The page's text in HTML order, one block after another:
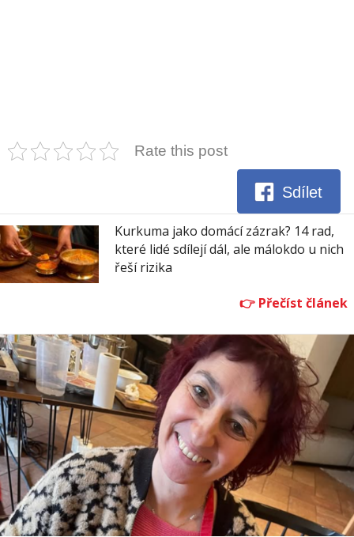
Rate this post
Sdílet
Kurkuma jako domácí zázrak? 14 rad,
které lidé sdílejí dál, ale málokdo u nich
řeší rizika